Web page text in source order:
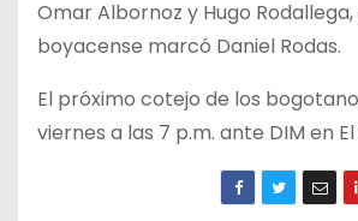
Omar Albornoz y Hugo
boyacense marcó Daniel Rodas.
El próximo cotejo de los
viernes a las 7 p.m. ante DIM en